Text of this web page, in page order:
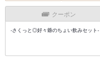
クーポン
-さくっと◎好々爺のちょい飲みセッ